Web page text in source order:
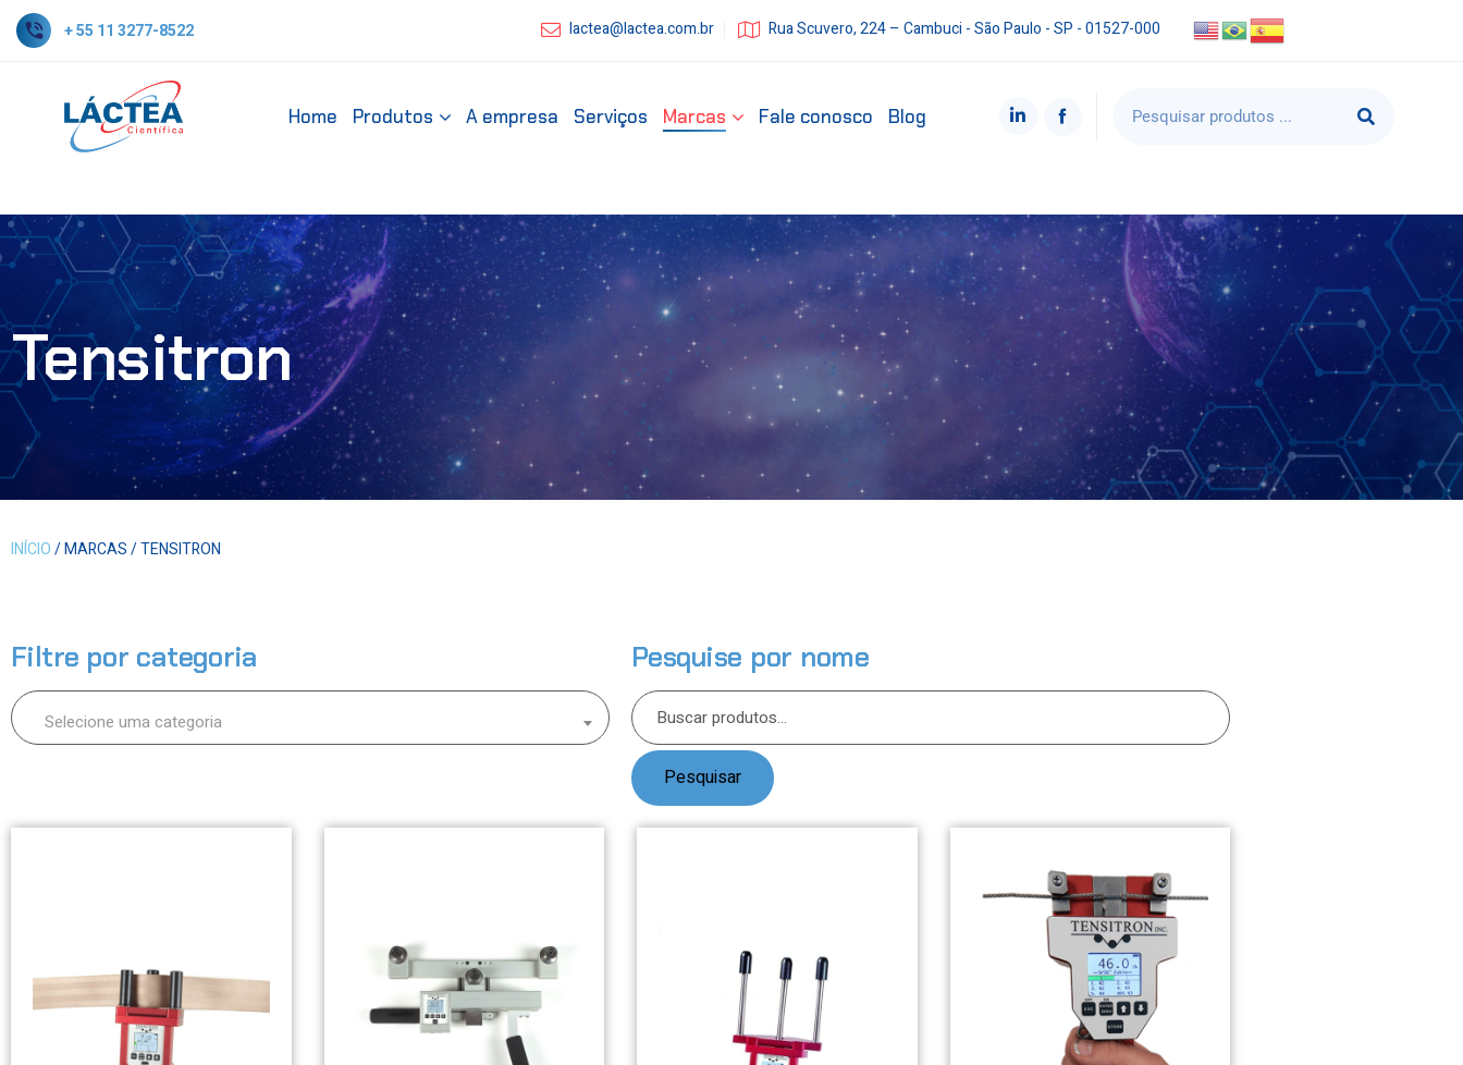
+ 55 11 3277-8522 lactea@lactea.com.br Rua Scuvero, 224 – Cambuci - São Paulo - SP - 01527-000
Home Produtos A empresa Serviços Marcas Fale conosco Blog
Tensitron
INÍCIO/ MARCAS / TENSITRON
Filtre por categoria
Selecione uma categoria
Pesquise por nome
Pesquisar